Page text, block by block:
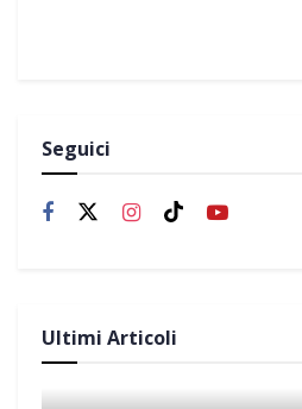
Seguici
Ultimi Articoli